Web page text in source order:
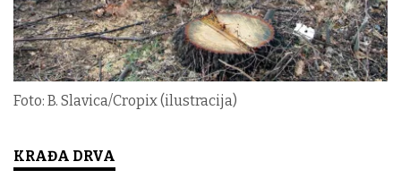
Foto: B. Slavica/Cropix (ilustracija)
KRAĐA DRVA